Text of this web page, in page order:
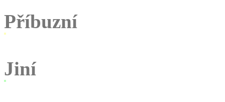
Příbuzní
Jiní